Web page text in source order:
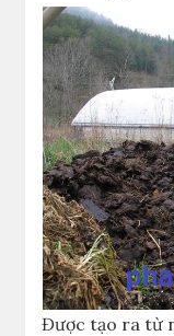
Được tạo ra từ